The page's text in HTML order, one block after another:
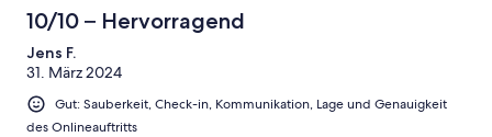
10/10 – Hervorragend
Jens F.
31. März 2024
Gut: Sauberkeit, Check-in, Kommunikation, Lage und Genauigkeit
des Onlineauftritts